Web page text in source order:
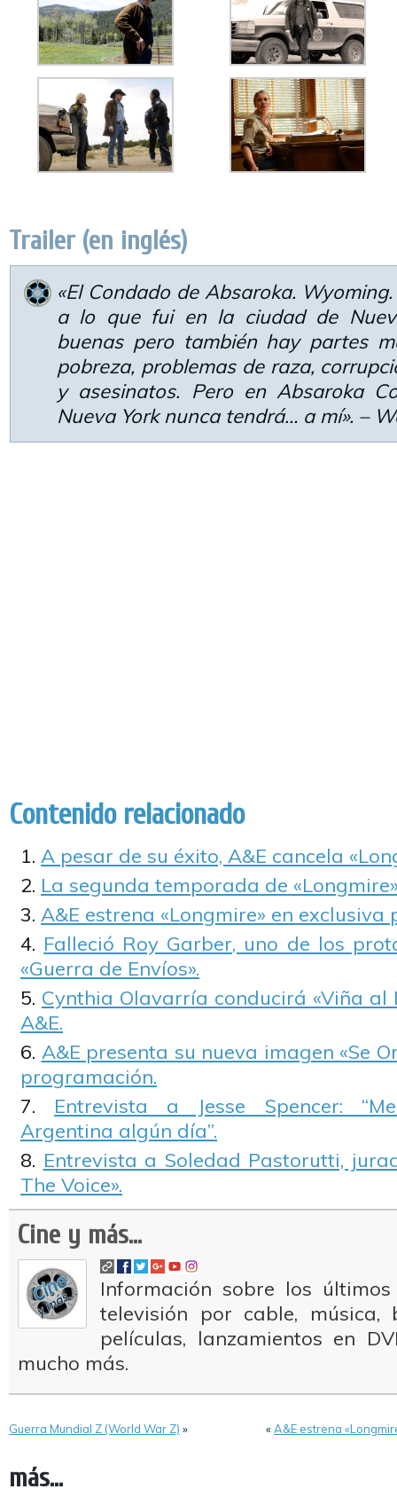
Trailer (en inglés)
«El Condado de Absaroka.
a lo que fui en la ciudad de
buenas pero también hay partes
pobreza, problemas de raza,
y asesinatos. Pero en Absaroka
Nueva York nunca tendrá… a mí». –
Contenido relacionado
A pesar de su éxito, A&E cancela
La segunda temporada de
A&E estrena «Longmire» en
Falleció Roy Garber, uno de los
«Guerra de Envíos».
Cynthia Olavarría conducirá «Viña al
A&E.
A&E presenta su nueva imagen «Se
programación.
Entrevista a Jesse Spencer:
Argentina algún día”.
Entrevista a Soledad Pastorutti,
The Voice».
Cine y más...
Información sobre los
televisión por cable, música,
películas, lanzamientos en
mucho más.
Guerra Mundial Z (World War Z) » «A&E estrena
más...